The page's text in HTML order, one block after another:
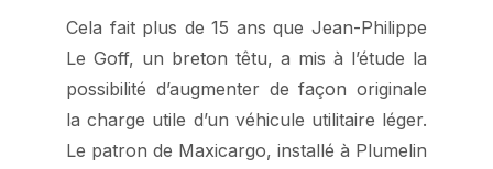
Cela fait plus de 15 ans que Jean-Philippe
Le Goff, un breton têtu, a mis à l’étude la
possibilité d’augmenter de façon originale
la charge utile d’un véhicule utilitaire léger.
Le patron de Maxicargo, installé à Plumelin